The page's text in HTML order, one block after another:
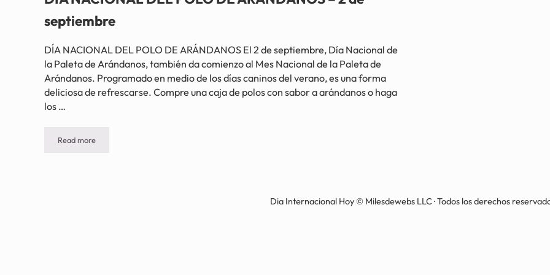
septiembre
DÍA NACIONAL DEL POLO DE ARÁNDANOS El 2 de septiembre, Día Nacional de
la Paleta de Arándanos, también da comienzo al Mes Nacional de la Paleta de
Arándanos. Programado en medio de los días caninos del verano, es una forma
deliciosa de refrescarse. Compre una caja de polos con sabor a arándanos o haga
los …
Read moreDÍA NACIONAL DEL POLO DE ARÁNDANOS – 2 de septiembre
Dia Internacional Hoy © Milesdewebs LLC · Todos los derechos